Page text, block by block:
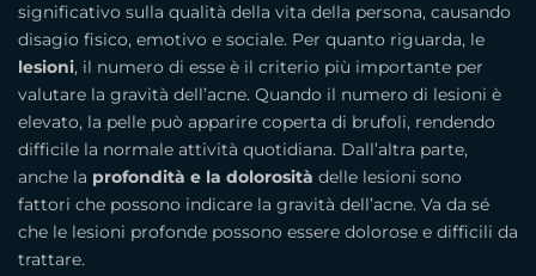
significativo sulla qualità della vita della persona, causando
disagio fisico, emotivo e sociale. Per quanto riguarda, le
lesioni, il numero di esse è il criterio più importante per
valutare la gravità dell’acne. Quando il numero di lesioni è
elevato, la pelle può apparire coperta di brufoli, rendendo
difficile la normale attività quotidiana. Dall’altra parte,
anche la profondità e la dolorosità delle lesioni sono
fattori che possono indicare la gravità dell’acne. Va da sé
che le lesioni profonde possono essere dolorose e difficili da
trattare.